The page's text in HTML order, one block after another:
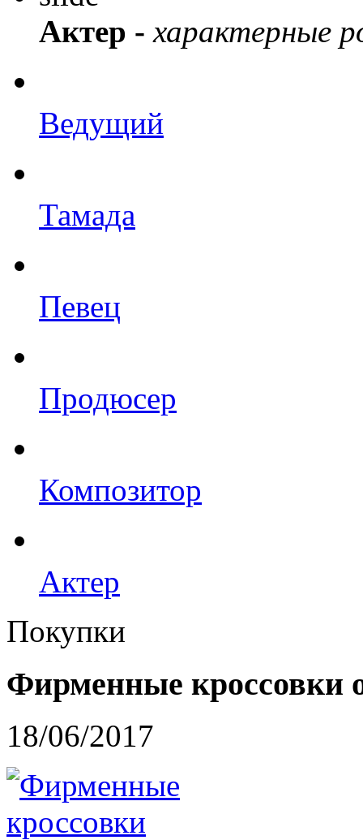
Актер - характерные
Ведущий
Тамада
Певец
Продюсер
Композитор
Актер
Покупки
Фирменные кроссовки
18/06/2017